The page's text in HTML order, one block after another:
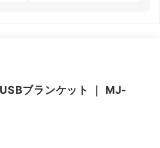
ブランケット
MJ-